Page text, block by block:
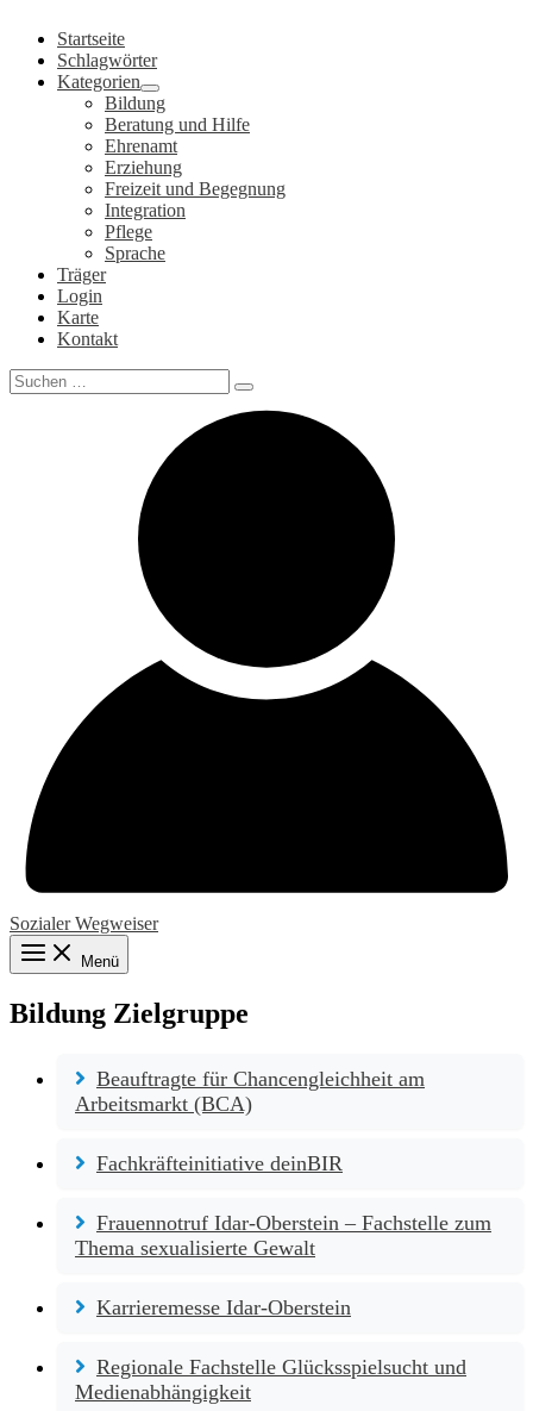
Inhalt
springen
Startseite
Schlagwörter
Kategorien
Bildung
Beratung und Hilfe
Ehrenamt
Erziehung
Freizeit und Begegnung
Integration
Pflege
Sprache
Träger
Login
Karte
Kontakt
Search
for:
Sozialer Wegweiser
Menü
Bildung Zielgruppe
Beauftragte für Chancengleichheit am
Arbeitsmarkt (BCA)
Fachkräfteinitiative deinBIR
Frauennotruf Idar-Oberstein – Fachstelle zum
Thema sexualisierte Gewalt
Karrieremesse Idar-Oberstein
Regionale Fachstelle Glücksspielsucht und
Medienabhängigkeit